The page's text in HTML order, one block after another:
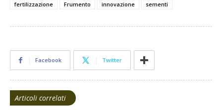
fertilizzazione
Frumento innovazione sementi
Facebook Twitter
Articoli correlati